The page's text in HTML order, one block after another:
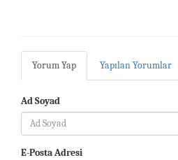
Yorum Yap Yapılan Yorumlar
Ad Soyad
E-Posta Adresi